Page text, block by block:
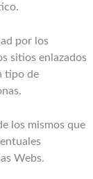
por los
sitios enlazados
tipo de
los mismos que
Webs.